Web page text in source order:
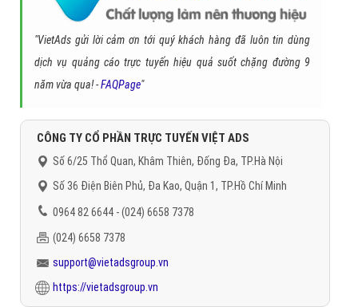
"VietAds gửi lời cảm ơn tới quý khách hàng đã luôn tin dùng
dịch vụ quảng cáo trực tuyến hiệu quả suốt chặng đường 9
năm vừa qua! -FAQPage"
CÔNG TY CỔ PHẦN TRỰC TUYẾN VIỆT ADS
Số 6/25 Thổ Quan, Khâm Thiên, Đống Đa, TP.Hà Nội
Số 36 Điện Biên Phủ, Đa Kao, Quận 1, TP.Hồ Chí Minh
0964 82 6644 - (024) 6658 7378
(024) 6658 7378
support@vietadsgroup.vn
https://vietadsgroup.vn